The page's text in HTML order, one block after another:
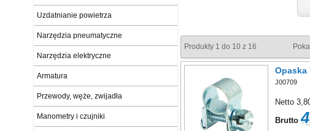
Produkty 1 do 10 z 16
Opaska
J00709
Netto
Brutto
Uzdatnianie powietrza
Narzędzia pneumatyczne
Narzędzia elektryczne
Armatura
Przewody, węże, zwijadła
Manometry i czujniki